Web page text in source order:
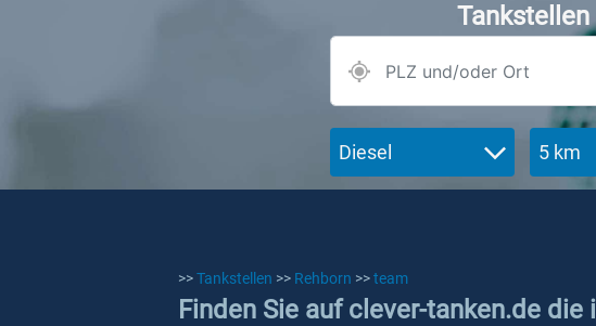
Diesel 5 km
>>Tankstellen >> Rehborn >>team
Finden Sie auf clever-tanken.de